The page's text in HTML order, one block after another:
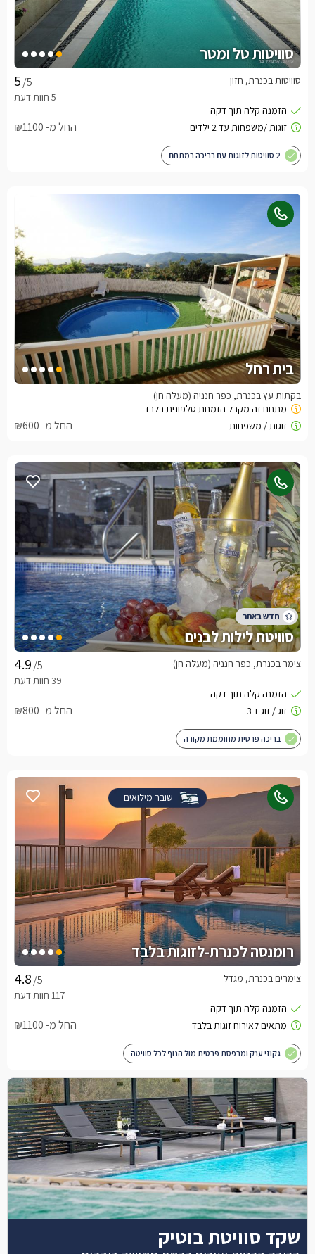
סוויטות טל ומטר
/5 סוויטות בכנרת, חזון
החל מ- ₪1100
2 סוויטות לזוגות עם בריכה במתחם
בית רחל
בקתות עץ בכנרת, כפר חנניה (מעלה חן)
החל מ- ₪600
סוויטת לילות לבנים
/5 צימר בכנרת, כפר חנניה (מעלה חן)
החל מ- ₪800
בריכה פרטית מחוממת מקורה
שובר מילואים
רומנסה לכנרת-לזוגות בלבד
/5 צימרים בכנרת, מגדל
החל מ- ₪1100
גקוזי ענק ומרפסת פרטית מול הנוף לכל סוויטה
שקד סוויטת בוטיק